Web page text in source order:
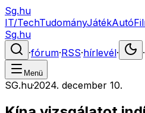
Sg.hu
IT/TechTudományJátékAutó
Sg.hu
·fórum·RSS·hírlevél· ·
Menü
SG.hu·2024. december 10.